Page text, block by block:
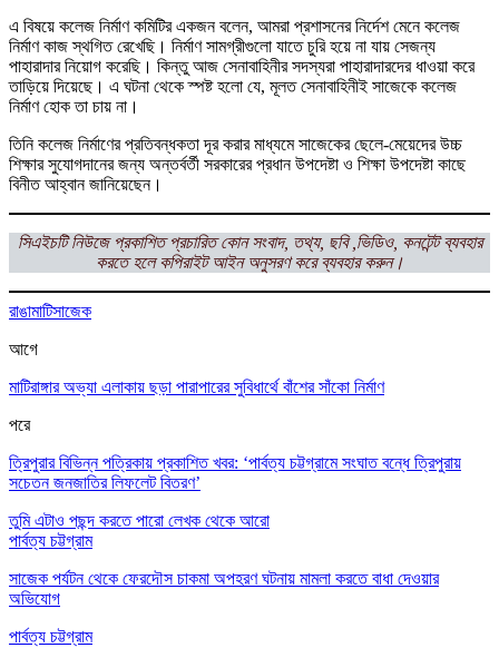
এ বিষয়ে কলেজ নির্মাণ কমিটির একজন বলেন, আমরা প্রশাসনের নির্দেশ মেনে কলেজ
নির্মাণ কাজ স্থগিত রেখেছি। নির্মাণ সামগ্রীগুলো যাতে চুরি হয়ে না যায় সেজন্য
পাহারাদার নিয়োগ করেছি। কিন্তু আজ সেনাবাহিনীর সদস্যরা পাহারাদারদের ধাওয়া করে
তাড়িয়ে দিয়েছে। এ ঘটনা থেকে স্পষ্ট হলো যে, মূলত সেনাবাহিনীই সাজেকে কলেজ
নির্মাণ হোক তা চায় না।
তিনি কলেজ নির্মাণের প্রতিবন্ধকতা দূর করার মাধ্যমে সাজেকের ছেলে-মেয়েদের উচ্চ
শিক্ষার সুযোগদানের জন্য অন্তর্বর্তী সরকারের প্রধান উপদেষ্টা ও শিক্ষা উপদেষ্টা কাছে
বিনীত আহ্বান জানিয়েছেন।
সিএইচটি নিউজে প্রকাশিত প্রচারিত কোন সংবাদ, তথ্য, ছবি ,ভিডিও, কনটেন্ট ব্যবহার
করতে হলে কপিরাইট আইন অনুসরণ করে ব্যবহার করুন।
রাঙামাটিসাজেক
আগে
মাটিরাঙ্গার অভ্যা এলাকায় ছড়া পারাপারের সুবিধার্থে বাঁশের সাঁকো নির্মাণ
পরে
ত্রিপুরার বিভিন্ন পত্রিকায় প্রকাশিত খবর: ‘পার্বত্য চট্টগ্রামে সংঘাত বন্ধে ত্রিপুরায়
সচেতন জনজাতির লিফলেট বিতরণ’
তুমি এটাও পছন্দ করতে পারো লেখক থেকে আরো
পার্বত্য চট্টগ্রাম
সাজেক পর্যটন থেকে ফেরদৌস চাকমা অপহরণ ঘটনায় মামলা করতে বাধা দেওয়ার
অভিযোগ
পার্বত্য চট্টগ্রাম